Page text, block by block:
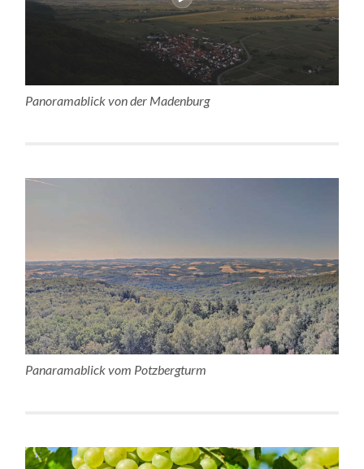
Panoramablick von der Madenburg
Panaramablick vom Potzbergturm